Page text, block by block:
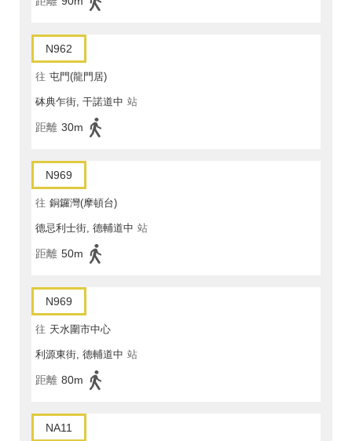
N962
往 屯門(龍門居)
砵典乍街, 干諾道中 站
距離 30m
N969
往 銅鑼灣(摩頓台)
德忌利士街, 德輔道中 站
距離 50m
N969
往 天水圍市中心
利源東街, 德輔道中 站
距離 80m
NA11